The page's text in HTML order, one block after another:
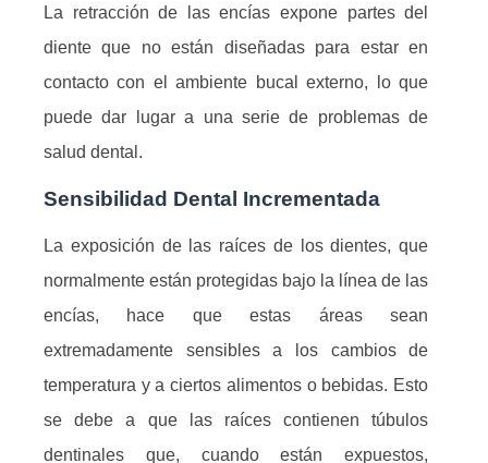
La retracción de las encías expone partes del
diente que no están diseñadas para estar en
contacto con el ambiente bucal externo, lo que
puede dar lugar a una serie de problemas de
salud dental.
Sensibilidad Dental Incrementada
La exposición de las raíces de los dientes, que
normalmente están protegidas bajo la línea de las
encías, hace que estas áreas sean
extremadamente sensibles a los cambios de
temperatura y a ciertos alimentos o bebidas. Esto
se debe a que las raíces contienen túbulos
dentinales que, cuando están expuestos,